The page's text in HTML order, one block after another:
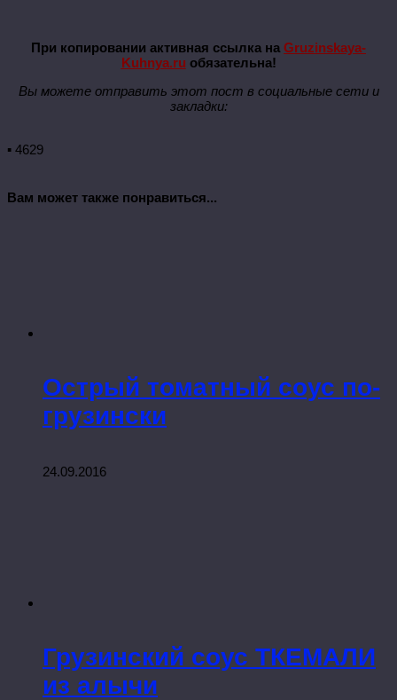
При копировании активная ссылка на Gruzinskaya-
Kuhnya.ru обязательна!
Вы можете отправить этот пост в социальные сети и
закладки:
▪ 4629
Вам может также понравиться...
Острый томатный соус по-
грузински
24.09.2016
Грузинский соус ТКЕМАЛИ
из алычи